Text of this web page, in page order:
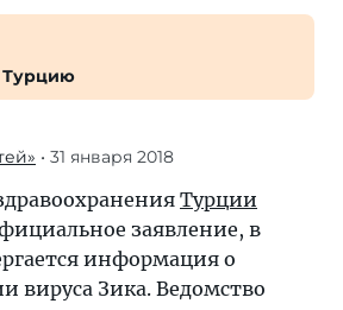
Турцию
• 31 января 2018
Турции
заявление, в
информация о
вируса Зика. Ведомство